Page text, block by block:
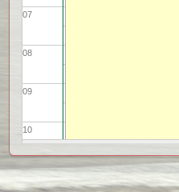
07
08
09
10
11